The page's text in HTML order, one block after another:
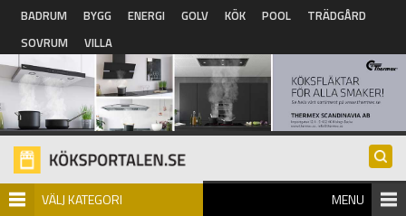
Hoppa till huvudinnehåll
BADRUM BYGG ENERGI GOLV KÖK POOL
TRÄDGÅRD
SOVRUM
VILLA
VÄLJ KATEGORI MENU